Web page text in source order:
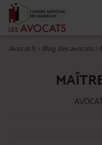
Avocat.fr>Blog des avocats>